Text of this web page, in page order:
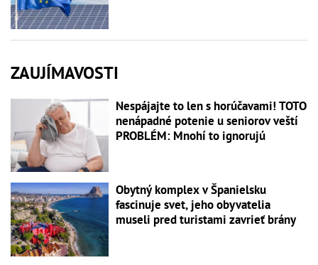
ZAUJÍMAVOSTI
Nespájajte to len s horúčavami! TOTO
nenápadné potenie u seniorov veští
PROBLÉM: Mnohí to ignorujú
Obytný komplex v Španielsku
fascinuje svet, jeho obyvatelia
museli pred turistami zavrieť brány